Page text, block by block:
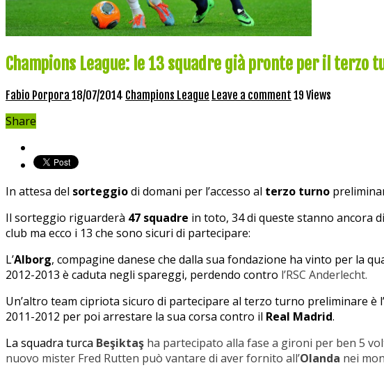
Champions League: le 13 squadre già pronte per il terzo
Fabio Porpora 18/07/2014 Champions League Leave a comment 19 Views
Share
In attesa del sorteggiodi domani per l’accesso al terzo turno
Il sorteggio riguarderà 47 squadre in toto, 34 di queste stanno ancora
club ma ecco i 13 che sono sicuri di partecipare:
L’Alborg, compagine danese che dalla sua fondazione ha vinto per la
2012-2013 è caduta negli spareggi, perdendo contro l’RSC Anderlecht.
Un’altro team cipriota sicuro di partecipare al terzo turno preliminare è l’
2011-2012 per poi arrestare la sua corsa contro il Real Madrid.
La squadra turca Beşiktaş ha partecipato alla fase a gironi per ben 5
nuovo mister Fred Rutten può vantare di aver fornito all’Olanda nei